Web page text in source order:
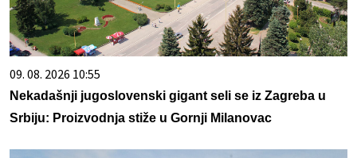
09. 08. 2026 10:55
Nekadašnji jugoslovenski gigant seli se iz Zagreba u
Srbiju: Proizvodnja stiže u Gornji Milanovac